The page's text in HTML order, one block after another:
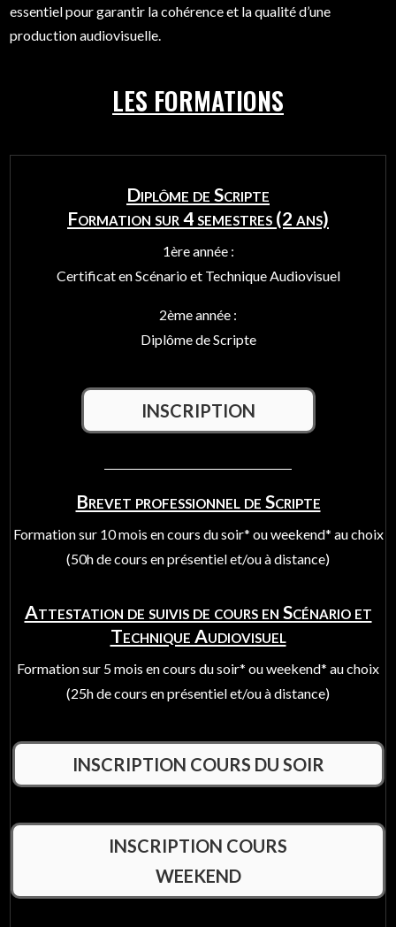
essentiel pour garantir la cohérence et la qualité d’une
production audiovisuelle.
LES FORMATIONS
Diplôme de Scripte
Formation sur 4 semestres (2 ans)
1ère année :
Certificat en Scénario et Technique Audiovisuel
2ème année :
Diplôme de Scripte
INSCRIPTION
Brevet professionnel de Scripte
Formation sur 10 mois en cours du soir* ou weekend* au choix
(50h de cours en présentiel et/ou à distance)
Attestation de suivis de cours en Scénario et
Technique Audiovisuel
Formation sur 5 mois en cours du soir* ou weekend* au choix
(25h de cours en présentiel et/ou à distance)
INSCRIPTION COURS DU SOIR
INSCRIPTION COURS
WEEKEND